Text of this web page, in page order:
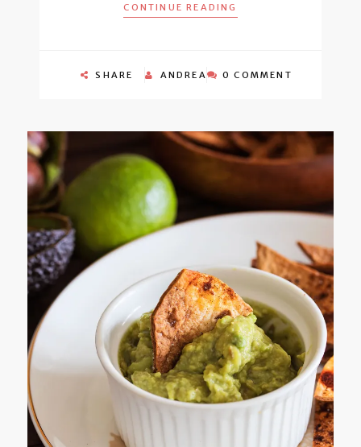
CONTINUE READING
SHARE ANDREA 0 COMMENT